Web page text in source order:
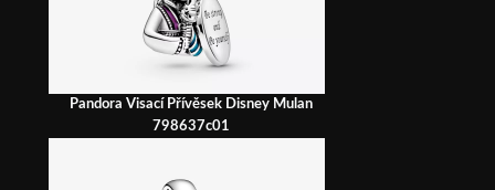
Pandora Visací Přívěsek Disney Mulan
798637c01